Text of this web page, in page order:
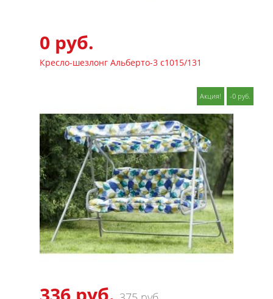
0 руб.
Кресло-шезлонг Альберто-3 с1015/131
Акция! -0 руб.